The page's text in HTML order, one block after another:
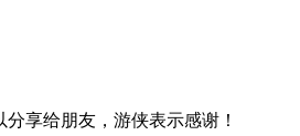
分享给朋友，游侠表示感谢！